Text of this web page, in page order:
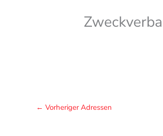
← Vorheriger Adressen